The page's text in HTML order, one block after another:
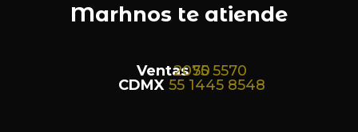
Marhnos te atiende
Ventas55 5570 2070
CDMX 55 1445 8548